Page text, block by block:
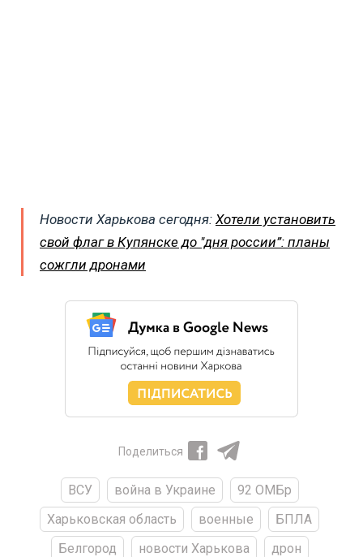
Новости Харькова сегодня: Хотели установить
свой флаг в Купянске до "дня россии”: планы
сожгли дронами
Поделиться
ВСУ война в Украине
92 ОМБр
Харьковская область
военные
БПЛА
Белгород
новости Харькова
дрон